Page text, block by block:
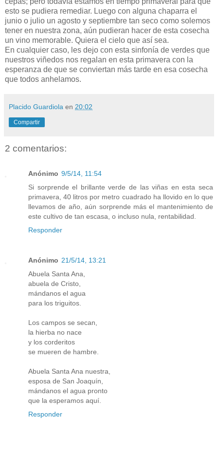
esto se pudiera remediar. Luego con alguna chaparra el
junio o julio un agosto y septiembre tan seco como solemos
tener en nuestra zona, aún pudieran hacer de esta cosecha
un vino memorable. Quiera el cielo que así sea.
En cualquier caso, les dejo con esta sinfonía de verdes que
nuestros viñedos nos regalan en esta primavera con la
esperanza de que se conviertan más tarde en esa cosecha
que todos anhelamos.
Placido Guardiola en 20:02
Compartir
2 comentarios:
Anónimo 9/5/14, 11:54
Si sorprende el brillante verde de las viñas en esta seca
primavera, 40 litros por metro cuadrado ha llovido en lo que
llevamos de año, aún sorprende más el mantenimiento de
este cultivo de tan escasa, o incluso nula, rentabilidad.
Responder
Anónimo 21/5/14, 13:21
Abuela Santa Ana,
abuela de Cristo,
mándanos el agua
para los triguitos.
Los campos se secan,
la hierba no nace
y los corderitos
se mueren de hambre.
Abuela Santa Ana nuestra,
esposa de San Joaquín,
mándanos el agua pronto
que la esperamos aquí.
Responder